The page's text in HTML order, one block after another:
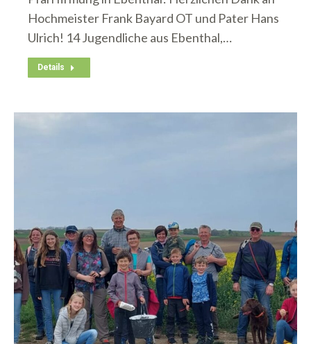
Hochmeister Frank Bayard OT und Pater Hans
Ulrich! 14 Jugendliche aus Ebenthal,…
Details